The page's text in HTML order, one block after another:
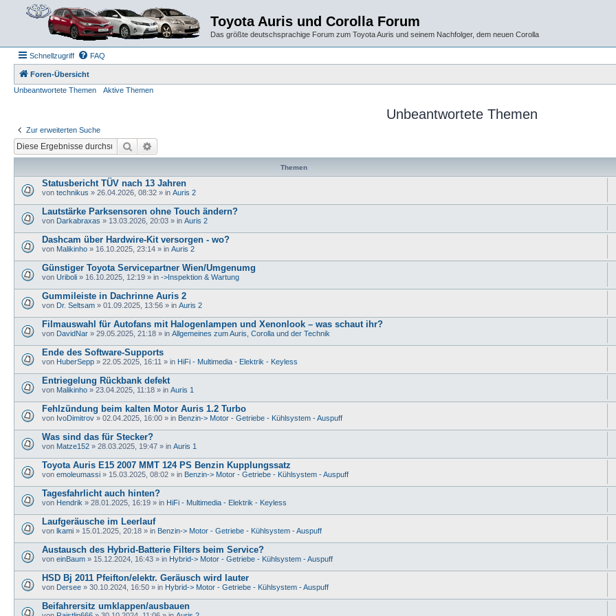
Toyota Auris und Corolla Forum
Das größte deutschsprachige Forum zum Toyota Auris und seinem Nachfolger, dem neuen Corolla
Schnellzugriff FAQ
Foren-Übersicht
Unbeantwortete Themen
Aktive Themen
Unbeantwortete Themen
Zur erweiterten Suche
Suche
Themen
Statusbericht TÜV nach 13 Jahren
von technikus » 26.04.2026, 08:32 » in Auris 2
Lautstärke Parksensoren ohne Touch ändern?
von Darkabraxas » 13.03.2026, 20:03 » in Auris 2
Dashcam über Hardwire-Kit versorgen - wo?
von Malikinho » 16.10.2025, 23:14 » in Auris 2
Günstiger Toyota Servicepartner Wien/Umgenumg
von Uriboli » 16.10.2025, 12:19 » in ->Inspektion & Wartung
Gummileiste in Dachrinne Auris 2
von Dr. Seltsam » 01.09.2025, 13:56 » in Auris 2
Filmauswahl für Autofans mit Halogenlampen und Xenonlook – was schaut ihr?
von DavidNar » 29.05.2025, 21:18 » in Allgemeines zum Auris, Corolla und der Technik
Ende des Software-Supports
von HuberSepp » 22.05.2025, 16:11 » in HiFi - Multimedia - Elektrik - Keyless
Entriegelung Rückbank defekt
von Malikinho » 23.04.2025, 11:18 » in Auris 1
Fehlzündung beim kalten Motor Auris 1.2 Turbo
von IvoDimitrov » 02.04.2025, 16:00 » in Benzin-> Motor - Getriebe - Kühlsystem - Auspuff
Was sind das für Stecker?
von Matze152 » 28.03.2025, 19:47 » in Auris 1
Toyota Auris E15 2007 MMT 124 PS Benzin Kupplungssatz
von emoleumassi » 15.03.2025, 08:02 » in Benzin-> Motor - Getriebe - Kühlsystem - Auspuff
Tagesfahrlicht auch hinten?
von Hendrik » 28.01.2025, 16:19 » in HiFi - Multimedia - Elektrik - Keyless
Laufgeräusche im Leerlauf
von lkami » 15.01.2025, 20:18 » in Benzin-> Motor - Getriebe - Kühlsystem - Auspuff
Austausch des Hybrid-Batterie Filters beim Service?
von einBaum » 15.12.2024, 16:43 » in Hybrid-> Motor - Getriebe - Kühlsystem - Auspuff
HSD Bj 2011 Pfeifton/elektr. Geräusch wird lauter
von Dersee » 30.10.2024, 16:50 » in Hybrid-> Motor - Getriebe - Kühlsystem - Auspuff
Beifahrersitz umklappen/ausbauen